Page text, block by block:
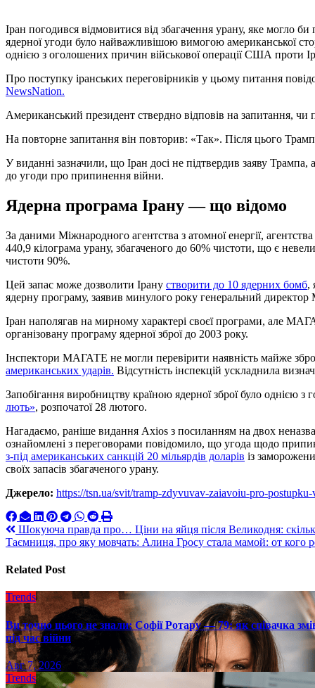
Іран погодився відмовитися від збагачення урану, яке могло би призвести до створення ядерної зброї. Укладення
ядерної угоди було найважливішою вимогою американської
однією з оголошених причин військової операції США проти
Про поступку іранських переговірників у цьому питання
NewsNation.
Американський президент ствердно відповів на запитання, чи
На повторне запитання він повторив: «Так». Після цього
У виданні зазначили, що Іран досі не підтвердив заяву Трампа,
до угоди про припинення війни.
Ядерна програма Ірану — що відомо
За даними Міжнародного агентства з атомної енергії,
440,9 кілограма урану, збагаченого до 60% чистоти, що є
чистоти 90%.
Цей запас може дозволити Ірану створити до 10 ядерних бомб,
ядерну програму, заявив минулого року генеральний
Іран наполягав на мирному характері своєї програми, але
організовану програму ядерної зброї до 2003 року.
Інспектори МАГАТЕ не могли перевірити наявність майже
американських ударів. Відсутність інспекцій ускладнила
Запобігання виробництву країною ядерної зброї було однією з
лють», розпочатої 28 лютого.
Нагадаємо, раніше видання Axios з посиланням на двох
ознайомлені з переговорами повідомило, що угода щодо
з-під американських санкцій 20 мільярдів доларів із
своїх запасів збагаченого урану.
Джерело: https://tsn.ua/svit/tramp-zdyvuvav-zaiavoiu-pro-
Навигация
по
записям
Шокуюча правда про… Ціни на яйця після Великодня:
Таємниця, про яку мовчать: Алина Гросу стала мамой: от кого
Related Post
Trends
Ви точно цього не знали: Софії Ротару — 79: як співачка
під час війни
Авг 7, 2026
Trends